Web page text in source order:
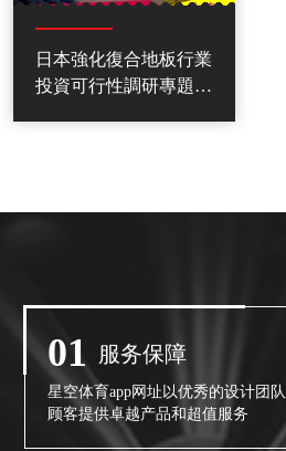
日本強化復合地板行業
投資可行性調研專題報
01 服务保障
星空体育app网址以优秀的设计团
顾客提供卓越产品和超值服务